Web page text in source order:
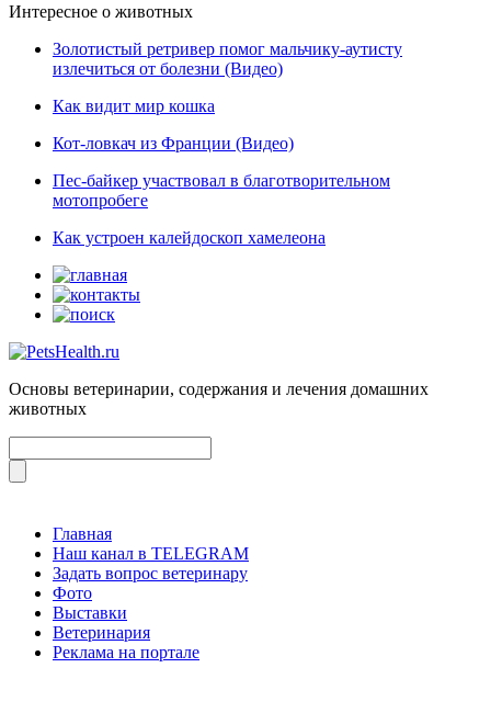
Интересное о животных
Золотистый ретривер помог мальчику-аутисту
излечиться от болезни (Видео)
Как видит мир кошка
Кот-ловкач из Франции (Видео)
Пес-байкер участвовал в благотворительном
мотопробеге
Как устроен калейдоскоп хамелеона
Основы ветеринарии, содержания и лечения домашних
животных
Главная
Наш канал в TELEGRAM
Задать вопрос ветеринару
Фото
Выставки
Ветеринария
Реклама на портале